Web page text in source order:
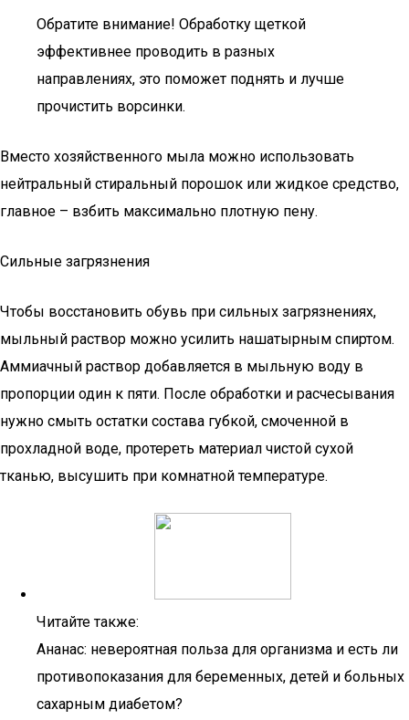
Обратите внимание! Обработку щеткой
эффективнее проводить в разных
направлениях, это поможет поднять и лучше
прочистить ворсинки.
Вместо хозяйственного мыла можно использовать
нейтральный стиральный порошок или жидкое средство,
главное – взбить максимально плотную пену.
Сильные загрязнения
Чтобы восстановить обувь при сильных загрязнениях,
мыльный раствор можно усилить нашатырным спиртом.
Аммиачный раствор добавляется в мыльную воду в
пропорции один к пяти. После обработки и расчесывания
нужно смыть остатки состава губкой, смоченной в
прохладной воде, протереть материал чистой сухой
тканью, высушить при комнатной температуре.
Читайте также:
Ананас: невероятная польза для организма и есть ли
противопоказания для беременных, детей и больных
сахарным диабетом?